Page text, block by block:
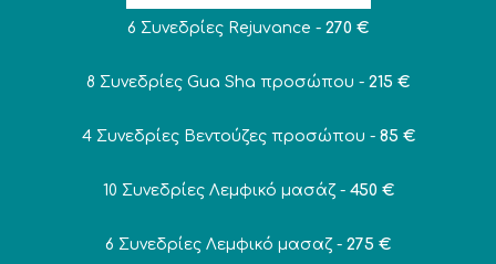
6 Συνεδρίες Rejuvance - 270 €
8 Συνεδρίες Gua Sha προσώπου - 215 €
4 Συνεδρίες Βεντούζες προσώπου - 85 €
10 Συνεδρίες Λεμφικό μασάζ - 450 €
6 Συνεδρίες Λεμφικό μασαζ - 275 €